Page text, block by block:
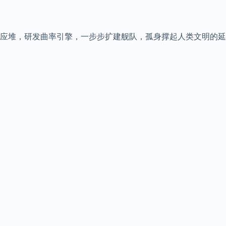
堆，研发曲率引擎，一步步扩建舰队，孤身撑起人类文明的延